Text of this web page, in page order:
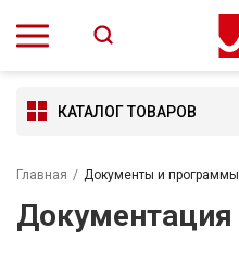
КАТАЛОГ ТОВАРОВ
Главная / Документы и программы
Документация